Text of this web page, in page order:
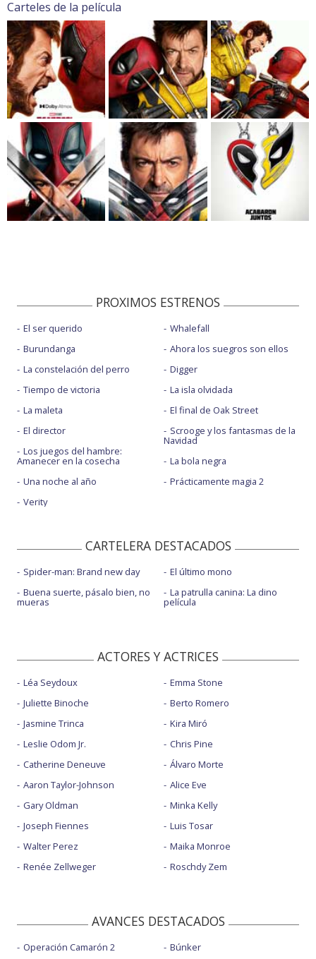
Carteles de la película
PROXIMOS ESTRENOS
El ser querido
Burundanga
La constelación del perro
Tiempo de victoria
La maleta
El director
Los juegos del hambre:
Amanecer en la cosecha
Una noche al año
Verity
Whalefall
Ahora los suegros son ellos
Digger
La isla olvidada
El final de Oak Street
Scrooge y los fantasmas de la
Navidad
La bola negra
Prácticamente magia 2
CARTELERA DESTACADOS
Spider-man: Brand new day
Buena suerte, pásalo bien, no
mueras
El último mono
La patrulla canina: La dino
película
ACTORES Y ACTRICES
Léa Seydoux
Juliette Binoche
Jasmine Trinca
Leslie Odom Jr.
Catherine Deneuve
Aaron Taylor-Johnson
Gary Oldman
Joseph Fiennes
Walter Perez
Renée Zellweger
Emma Stone
Berto Romero
Kira Miró
Chris Pine
Álvaro Morte
Alice Eve
Minka Kelly
Luis Tosar
Maika Monroe
Roschdy Zem
AVANCES DESTACADOS
Operación Camarón 2
Búnker